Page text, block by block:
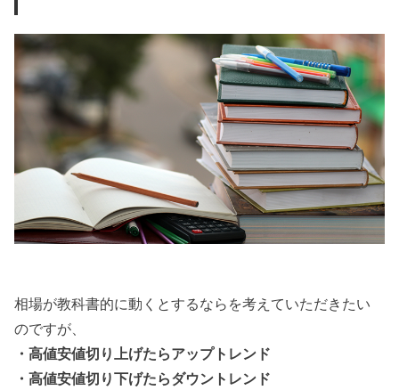
相場が教科書的に動くとするならを考えていただきたい
のですが、
・高値安値切り上げたらアップトレンド
・高値安値切り下げたらダウントレンド